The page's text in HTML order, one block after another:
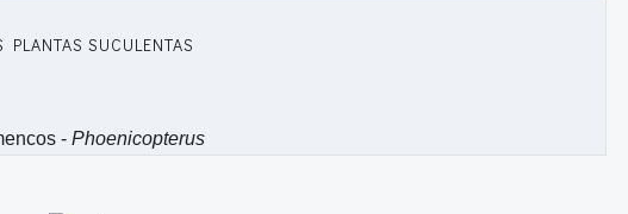
PLANTAS SUCULENTAS
- Phoenicopterus